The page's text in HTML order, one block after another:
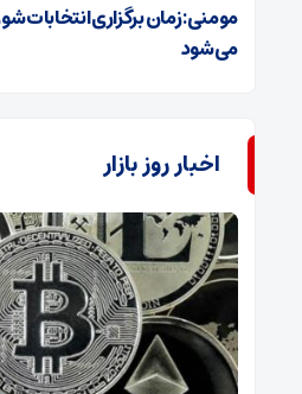
مومنی: زمان برگزاری انتخابات
می‌شود
اخبار روز بازار